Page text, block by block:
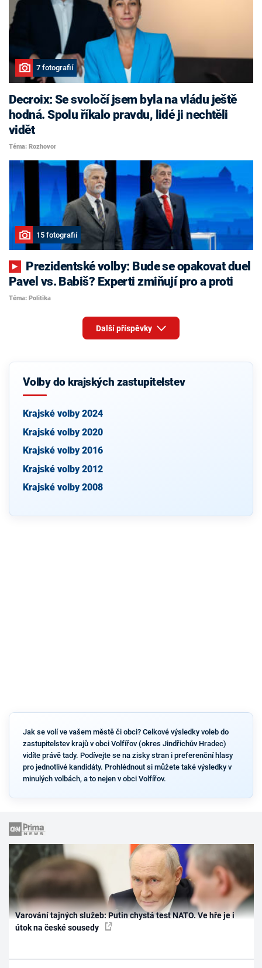
7 fotografií
Decroix: Se svoločí jsem byla na vládu ještě
hodná. Spolu říkalo pravdu, lidé ji nechtěli
vidět
Téma: Rozhovor
15 fotografií
Pavel vs. Babiš? Experti zmiňují pro a proti
Téma: Politika
Další příspěvky
Volby do krajských zastupitelstev
Krajské volby 2024
Krajské volby 2020
Krajské volby 2016
Krajské volby 2012
Krajské volby 2008
Jak se volí ve vašem městě či obci? Celkové výsledky voleb do
zastupitelstev krajů v obci Volfířov (okres Jindřichův Hradec)
vidíte právě tady. Podívejte se na zisky stran i preferenční hlasy
pro jednotlivé kandidáty. Prohlédnout si můžete také výsledky v
minulých volbách, a to nejen v obci Volfířov.
Varování tajných služeb: Putin chystá test NATO. Ve hře je i
útok na české sousedy